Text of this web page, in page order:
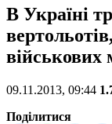
В Україні
09.11.2013, 09:44
Поділитися